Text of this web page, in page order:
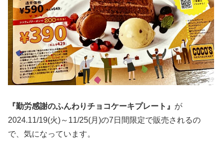
『勤労感謝のふんわりチョコケーキプレート』 が
2024.11/19(火)～11/25(月)の7日間限定で販売されるの
で、気になっています。